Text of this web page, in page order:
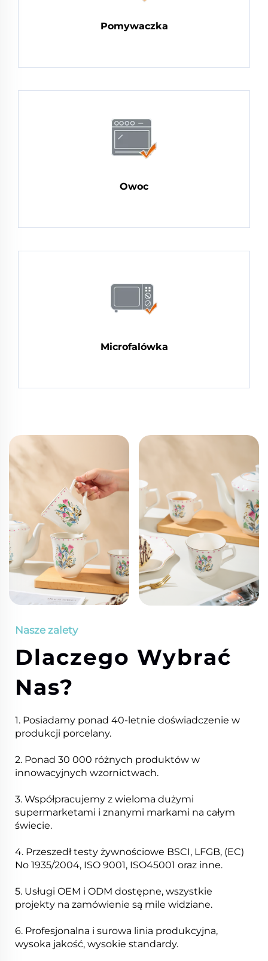
Pomywaczka
Owoc
Microfalówka
Nasze zalety
Dlaczego Wybrać
Nas?
1. Posiadamy ponad 40-letnie doświadczenie w
produkcji porcelany.
2. Ponad 30 000 różnych produktów w
innowacyjnych wzornictwach.
3. Współpracujemy z wieloma dużymi
supermarketami i znanymi markami na całym
świecie.
4. Przeszedł testy żywnościowe BSCI, LFGB, (EC)
No 1935/2004, ISO 9001, ISO45001 oraz inne.
5. Usługi OEM i ODM dostępne, wszystkie
projekty na zamówienie są mile widziane.
6. Profesjonalna i surowa linia produkcyjna,
wysoka jakość, wysokie standardy.